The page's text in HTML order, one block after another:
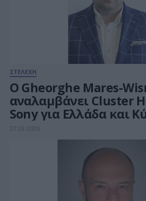
ΣΤΕΛΕΧΗ
Ο Gheorghe Mares-
αναλαμβάνει Cluster
Sony για Ελλάδα και
27.03.2026